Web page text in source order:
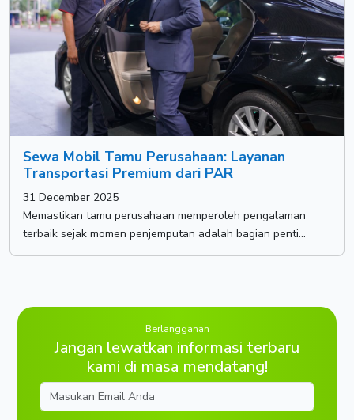
Sewa Mobil Tamu Perusahaan: Layanan
Transportasi Premium dari PAR
31 December 2025
Memastikan tamu perusahaan memperoleh pengalaman
terbaik sejak momen penjemputan adalah bagian penti...
Berlangganan
Jangan lewatkan informasi terbaru
kami di masa mendatang!